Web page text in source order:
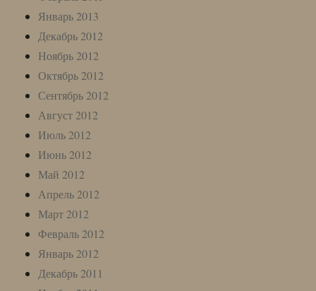
Январь 2013
Декабрь 2012
Ноябрь 2012
Октябрь 2012
Сентябрь 2012
Август 2012
Июль 2012
Июнь 2012
Май 2012
Апрель 2012
Март 2012
Февраль 2012
Январь 2012
Декабрь 2011